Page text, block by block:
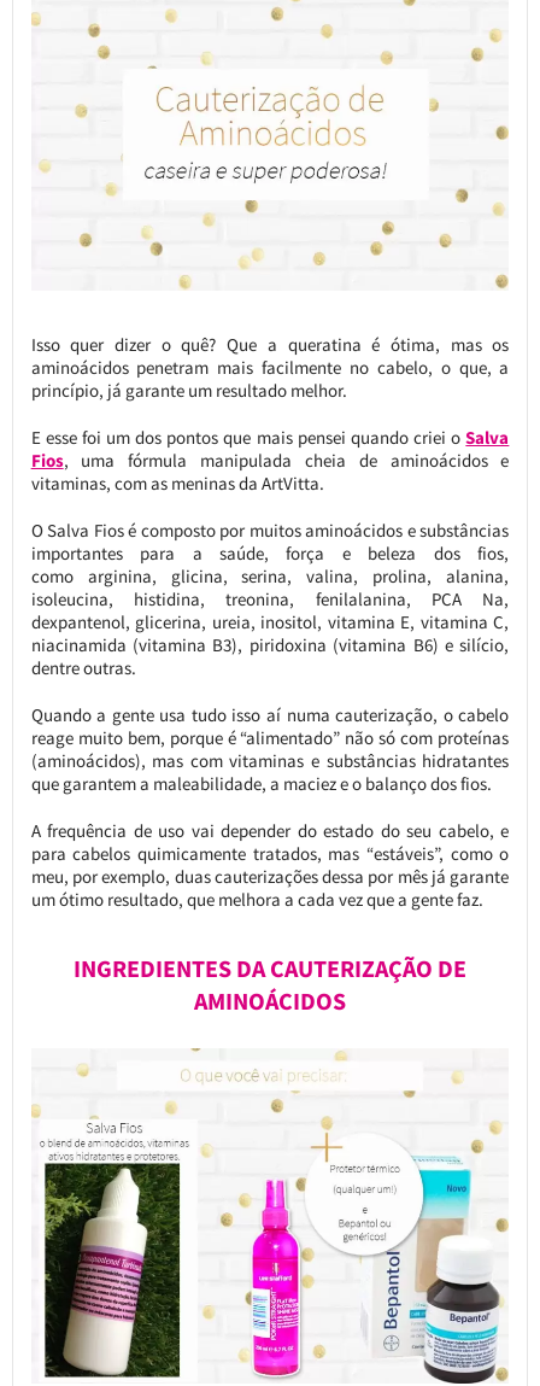
Isso quer dizer o quê? Que a queratina é ótima, mas os
aminoácidos penetram mais facilmente no cabelo, o que, a
princípio, já garante um resultado melhor.
E esse foi um dos pontos que mais pensei quando criei o Salva
Fios, uma fórmula manipulada cheia de aminoácidos e
vitaminas, com as meninas da ArtVitta.
O Salva Fios é composto por muitos aminoácidos e substâncias
importantes para a saúde, força e beleza dos fios,
como arginina, glicina, serina, valina, prolina, alanina,
isoleucina, histidina, treonina, fenilalanina, PCA Na,
dexpantenol, glicerina, ureia, inositol, vitamina E, vitamina C,
niacinamida (vitamina B3), piridoxina (vitamina B6) e silício,
dentre outras.
Quando a gente usa tudo isso aí numa cauterização, o cabelo
reage muito bem, porque é “alimentado” não só com proteínas
(aminoácidos), mas com vitaminas e substâncias hidratantes
que garantem a maleabilidade, a maciez e o balanço dos fios.
A frequência de uso vai depender do estado do seu cabelo, e
para cabelos quimicamente tratados, mas “estáveis”, como o
meu, por exemplo, duas cauterizações dessa por mês já garante
um ótimo resultado, que melhora a cada vez que a gente faz.
INGREDIENTES DA CAUTERIZAÇÃO DE
AMINOÁCIDOS